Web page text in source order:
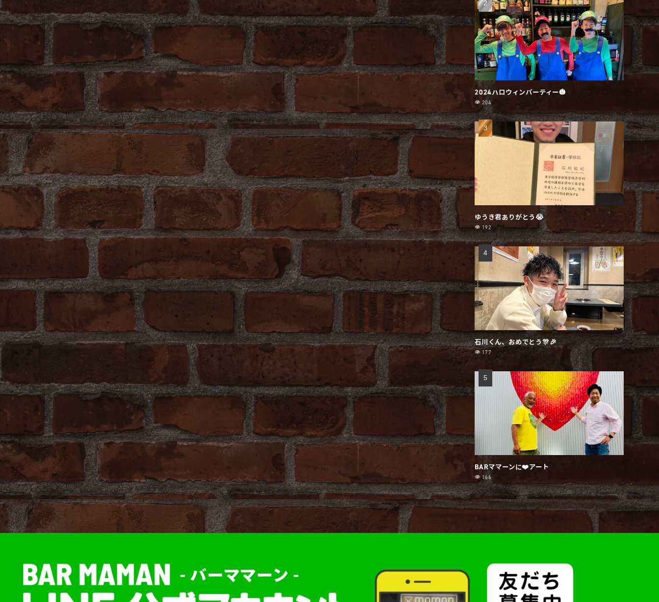
2024ハロウィンパーティー🎃
204
ゆうき君ありがとう😭
192
石川くん、おめでとう🎊🎉
177
BARママーンに❤️アート
166